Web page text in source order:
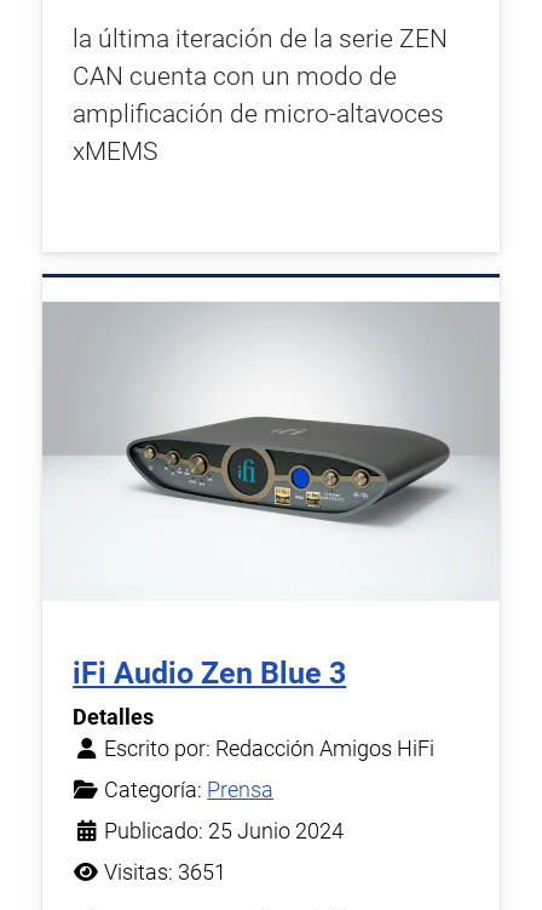
la última iteración de la serie ZEN
CAN cuenta con un modo de
amplificación de micro-altavoces
xMEMS
iFi Audio Zen Blue 3
Detalles
Escrito por: Redacción Amigos HiFi
Categoría: Prensa
Publicado: 25 Junio 2024
Visitas: 3651